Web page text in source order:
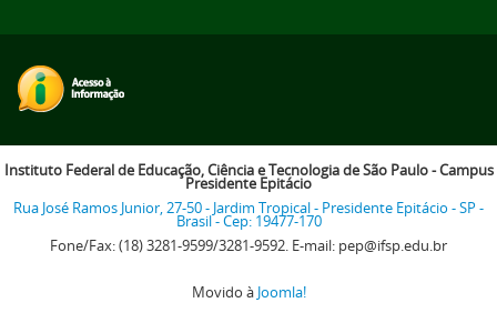
Instituto Federal de Educação, Ciência e Tecnologia de São Paulo - Campus
Presidente Epitácio
Rua José Ramos Junior, 27-50 - Jardim Tropical - Presidente Epitácio - SP -
Brasil - Cep: 19477-170
Fone/Fax: (18) 3281-9599/3281-9592. E-mail: pep@ifsp.edu.br
Movido à Joomla!